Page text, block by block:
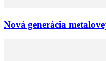
Nová generácia